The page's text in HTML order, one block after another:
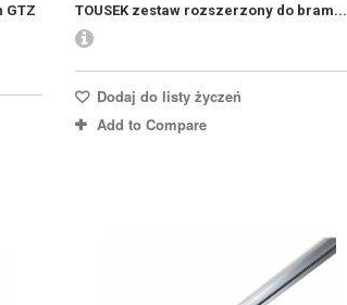
GTZ
TOUSEK zestaw rozszerzony do bram...
Dodaj do listy życzeń
Add to Compare